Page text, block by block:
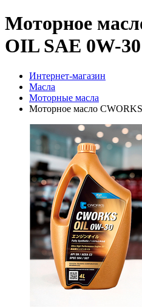
Моторное
OIL SAE 0W-
Интернет-магазин
Масла
Моторные масла
Моторное масло